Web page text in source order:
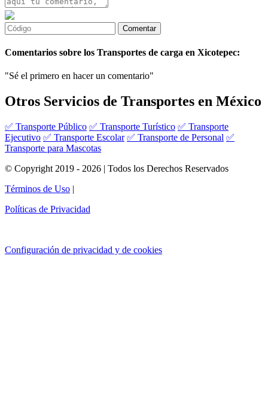
Comentarios sobre los Transportes de carga en Xicotepec:
"Sé el primero en hacer un comentario"
Otros Servicios de Transportes en México
✅ Transporte Público ✅ Transporte Turístico ✅ Transporte
Ejecutivo ✅ Transporte Escolar ✅ Transporte de Personal ✅
Transporte para Mascotas
© Copyright 2019 - 2026 | Todos los Derechos Reservados
Términos de Uso |
Políticas de Privacidad
Configuración de privacidad y de cookies